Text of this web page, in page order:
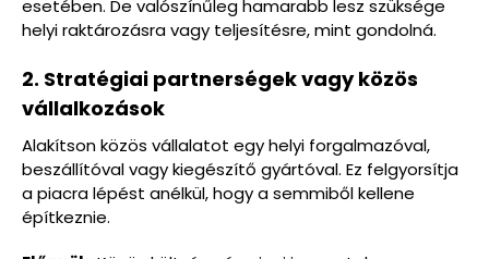
esetében. De valószínűleg hamarabb lesz szüksége
helyi raktározásra vagy teljesítésre, mint gondolná.
2. Stratégiai partnerségek vagy közös
vállalkozások
Alakítson közös vállalatot egy helyi forgalmazóval,
beszállítóval vagy kiegészítő gyártóval. Ez felgyorsítja
a piacra lépést anélkül, hogy a semmiből kellene
építkeznie.